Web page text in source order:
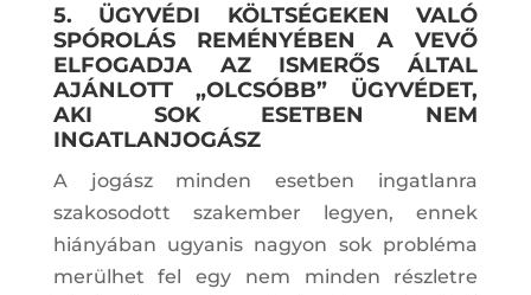
5. ÜGYVÉDI KÖLTSÉGEKEN VALÓ
SPÓROLÁS REMÉNYÉBEN A VEVŐ
ELFOGADJA AZ ISMERŐS ÁLTAL
AJÁNLOTT „OLCSÓBB” ÜGYVÉDET,
AKI SOK ESETBEN NEM
INGATLANJOGÁSZ
A jogász minden esetben ingatlanra
szakosodott szakember legyen, ennek
hiányában ugyanis nagyon sok probléma
merülhet fel egy nem minden részletre